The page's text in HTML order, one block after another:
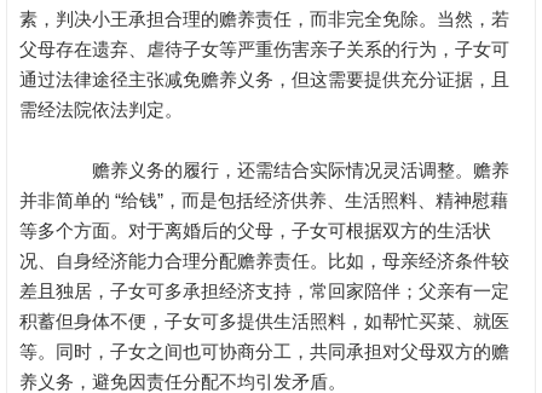
素，判决小王承担合理的赡养责任，而非完全免除。当然，若
父母存在遗弃、虐待子女等严重伤害亲子关系的行为，子女可
通过法律途径主张减免赡养义务，但这需要提供充分证据，且
需经法院依法判定。
赡养义务的履行，还需结合实际情况灵活调整。赡养
并非简单的 “给钱”，而是包括经济供养、生活照料、精神慰藉
等多个方面。对于离婚后的父母，子女可根据双方的生活状
况、自身经济能力合理分配赡养责任。比如，母亲经济条件较
差且独居，子女可多承担经济支持，常回家陪伴；父亲有一定
积蓄但身体不便，子女可多提供生活照料，如帮忙买菜、就医
等。同时，子女之间也可协商分工，共同承担对父母双方的赡
养义务，避免因责任分配不均引发矛盾。